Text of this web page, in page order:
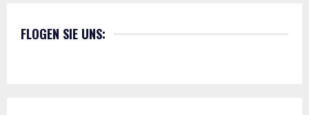
FLOGEN SIE UNS: